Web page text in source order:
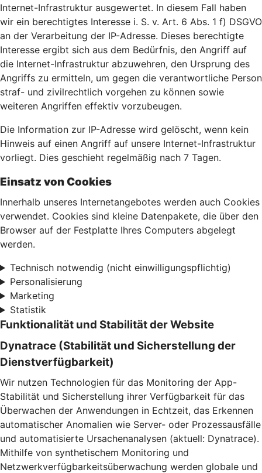
Internet-Infrastruktur ausgewertet. In diesem Fall haben
wir ein berechtigtes Interesse i. S. v. Art. 6 Abs. 1 f) DSGVO
an der Verarbeitung der IP-Adresse. Dieses berechtigte
Interesse ergibt sich aus dem Bedürfnis, den Angriff auf
die Internet-Infrastruktur abzuwehren, den Ursprung des
Angriffs zu ermitteln, um gegen die verantwortliche Person
straf- und zivilrechtlich vorgehen zu können sowie
weiteren Angriffen effektiv vorzubeugen.
Die Information zur IP-Adresse wird gelöscht, wenn kein
Hinweis auf einen Angriff auf unsere Internet-Infrastruktur
vorliegt. Dies geschieht regelmäßig nach 7 Tagen.
Einsatz von Cookies
Innerhalb unseres Internetangebotes werden auch Cookies
verwendet. Cookies sind kleine Datenpakete, die über den
Browser auf der Festplatte Ihres Computers abgelegt
werden.
Technisch notwendig (nicht einwilligungspflichtig)
Personalisierung
Marketing
Statistik
Funktionalität und Stabilität der Website
Dynatrace (Stabilität und Sicherstellung der
Dienstverfügbarkeit)
Wir nutzen Technologien für das Monitoring der App-
Stabilität und Sicherstellung ihrer Verfügbarkeit für das
Überwachen der Anwendungen in Echtzeit, das Erkennen
automatischer Anomalien wie Server- oder Prozessausfälle
und automatisierte Ursachenanalysen (aktuell: Dynatrace).
Mithilfe von synthetischem Monitoring und
Netzwerkverfügbarkeitsüberwachung werden globale und